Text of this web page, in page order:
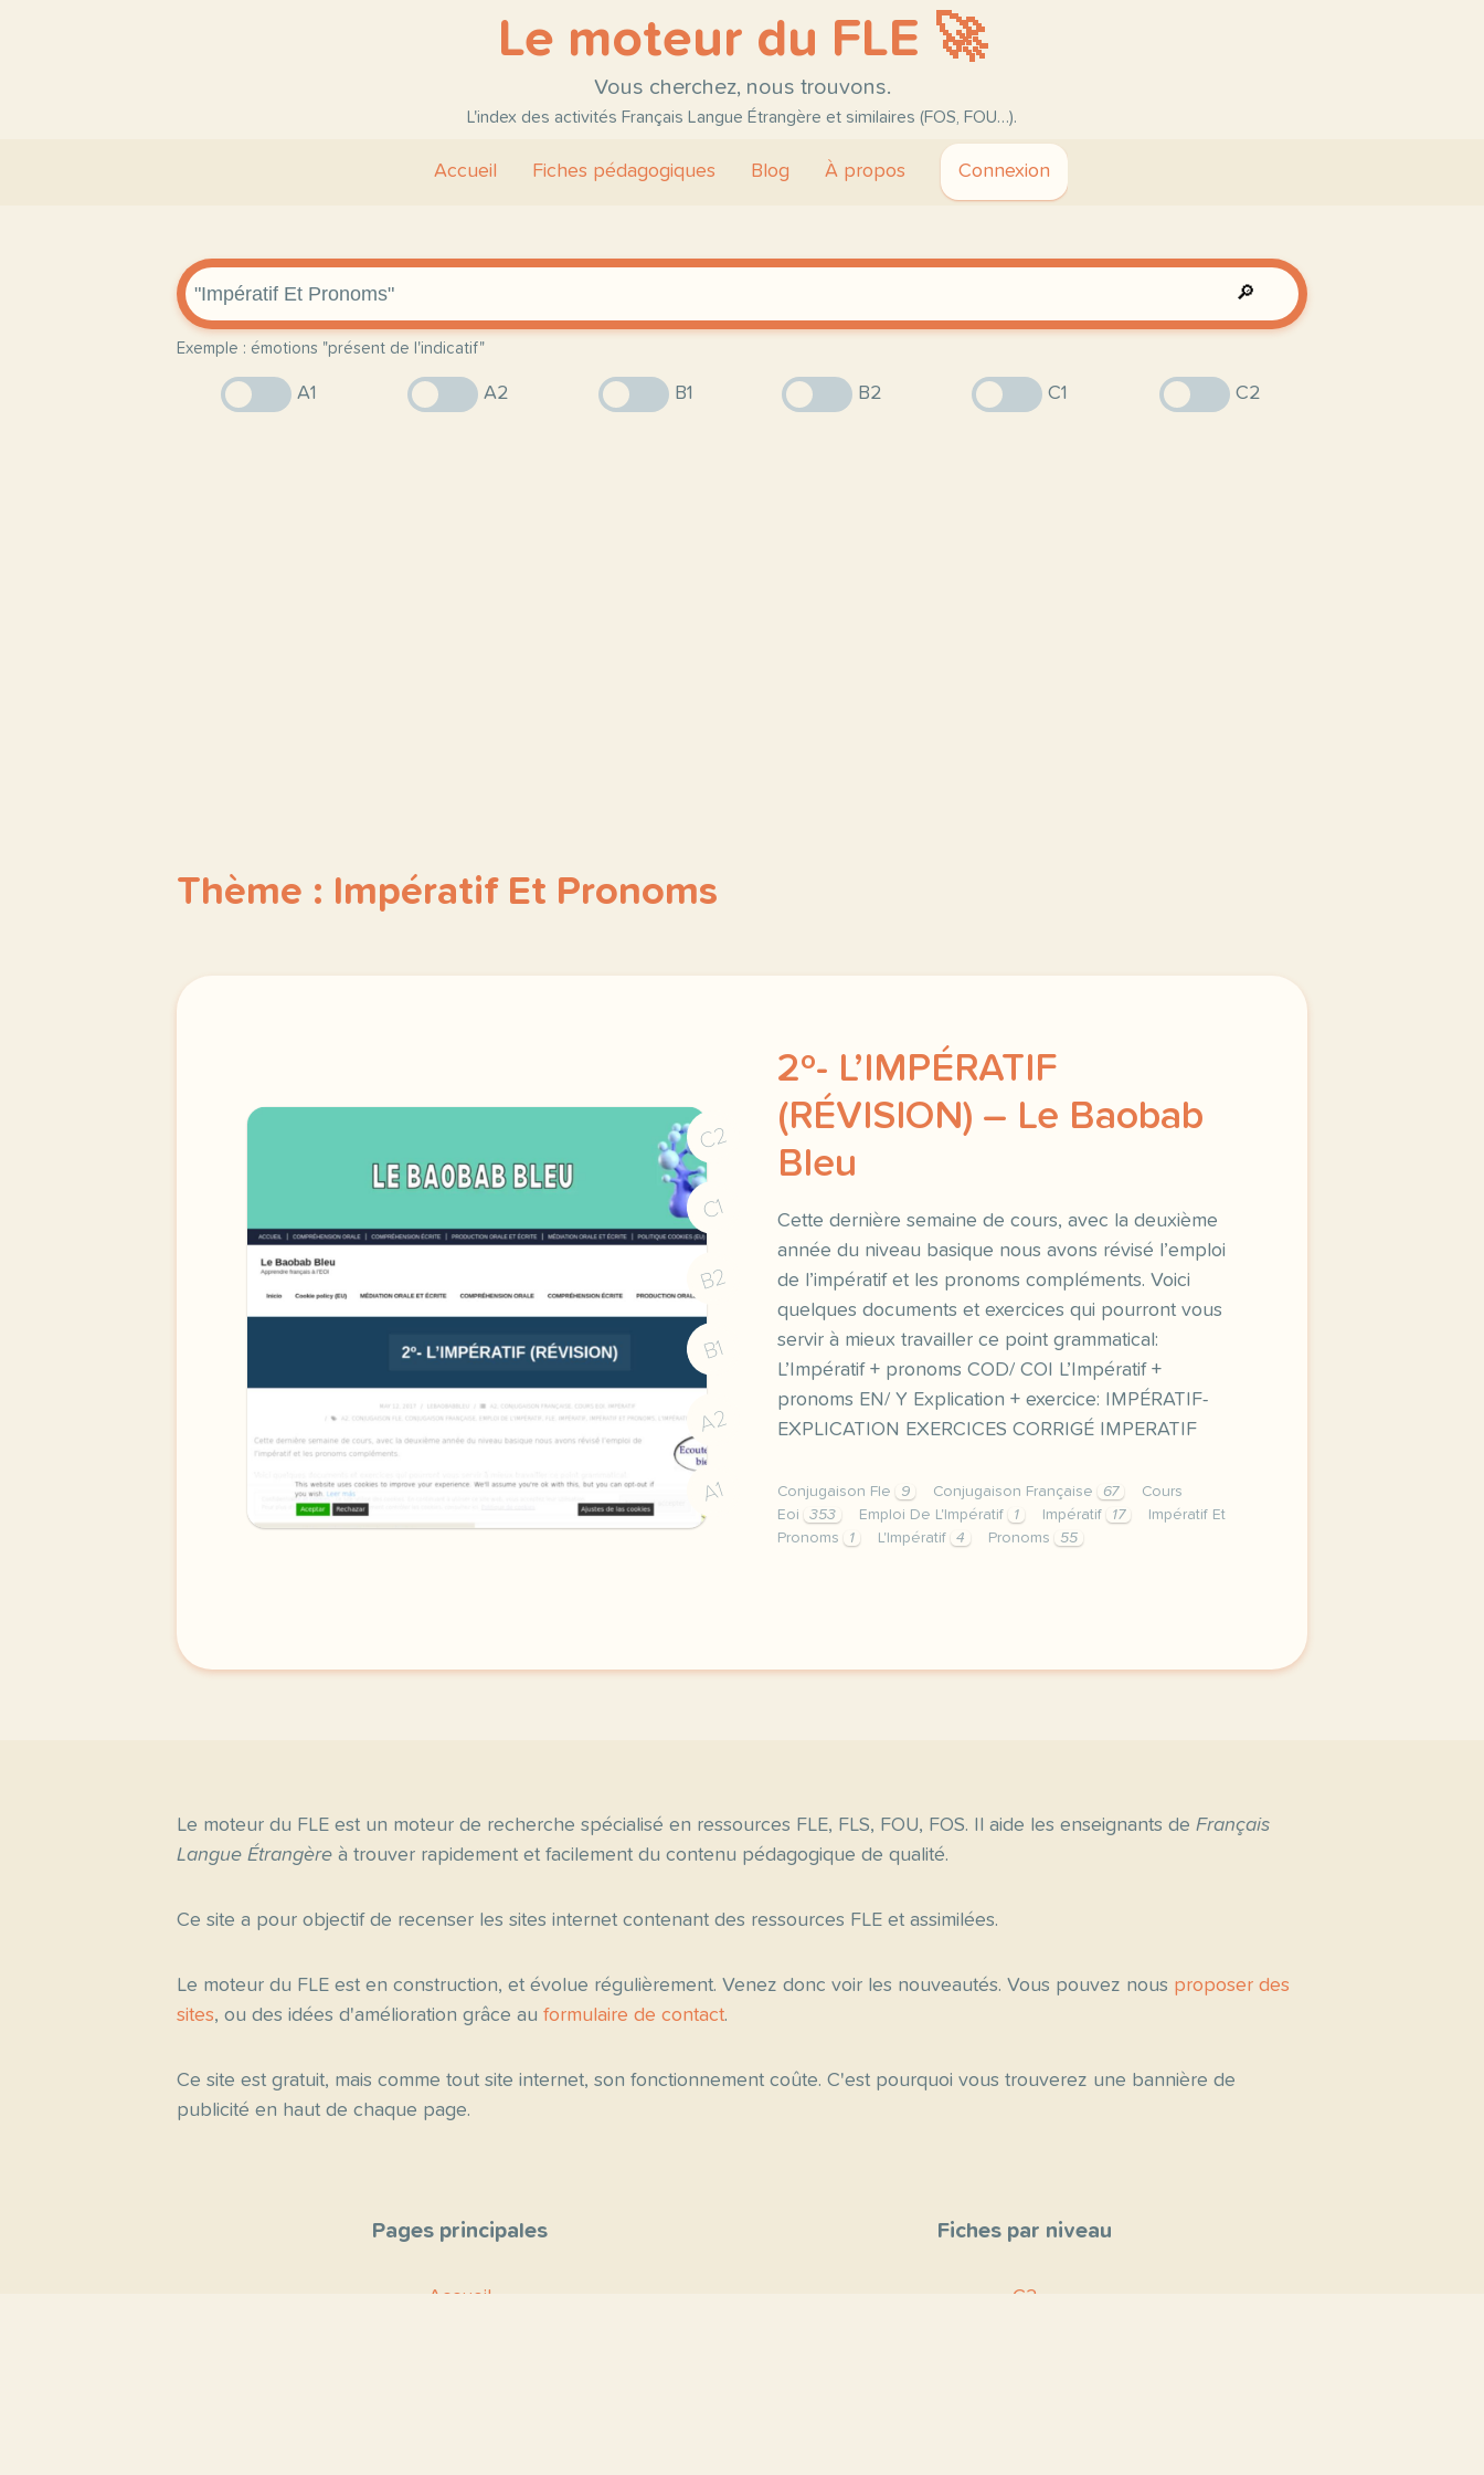
Le moteur du FLE 🚀
Vous cherchez, nous trouvons.
L'index des activités Français Langue Étrangère et similaires (FOS, FOU…).
Accueil Fiches pédagogiques Blog À propos Connexion
🔎
Exemple : émotions "présent de l'indicatif"
A1 A2 B1 B2 C1 C2
Thème : Impératif Et Pronoms
C2
C1
B2
B1
A2
A1
2º- L’IMPÉRATIF
(RÉVISION) – Le Baobab
Bleu
Cette dernière semaine de cours, avec la deuxième
année du niveau basique nous avons révisé l’emploi
de l’impératif et les pronoms compléments. Voici
quelques documents et exercices qui pourront vous
servir à mieux travailler ce point grammatical:
L’Impératif + pronoms COD/ COI L’Impératif +
pronoms EN/ Y Explication + exercice: IMPÉRATIF-
EXPLICATION EXERCICES CORRIGÉ IMPERATIF
Conjugaison Fle 9 Conjugaison Française 67
Cours
Eoi
353 Emploi De L'Impératif 1 Impératif 17
Impératif Et
Pronoms
1 L'Impératif 4 Pronoms 55
Le moteur du FLE est un moteur de recherche spécialisé en ressources FLE, FLS, FOU, FOS. Il aide les enseignants de Français
Langue Étrangère à trouver rapidement et facilement du contenu pédagogique de qualité.
Ce site a pour objectif de recenser les sites internet contenant des ressources FLE et assimilées.
Le moteur du FLE est en construction, et évolue régulièrement. Venez donc voir les nouveautés. Vous pouvez nous proposer des
sites, ou des idées d'amélioration grâce au formulaire de contact.
Ce site est gratuit, mais comme tout site internet, son fonctionnement coûte. C'est pourquoi vous trouverez une bannière de
publicité en haut de chaque page.
Pages principales
Accueil
Fiches par niveau
C2